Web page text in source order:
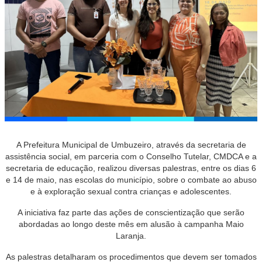
A Prefeitura Municipal de Umbuzeiro, através da secretaria de
assistência social, em parceria com o Conselho Tutelar, CMDCA e a
secretaria de educação, realizou diversas palestras, entre os dias 6
e 14 de maio, nas escolas do município, sobre o combate ao abuso
e à exploração sexual contra crianças e adolescentes.
A iniciativa faz parte das ações de conscientização que serão
abordadas ao longo deste mês em alusão à campanha Maio
Laranja.
As palestras detalharam os procedimentos que devem ser tomados